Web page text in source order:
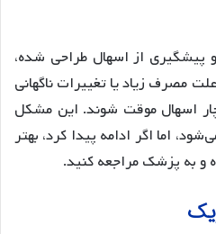
پیشگیری از اسهال طراحی شده،
مصرف زیاد یا تغییرات ناگهانی
اسهال موقت شوند. این مشکل
اما اگر ادامه پیدا کرد، بهتر
به پزشک مراجعه کنید.